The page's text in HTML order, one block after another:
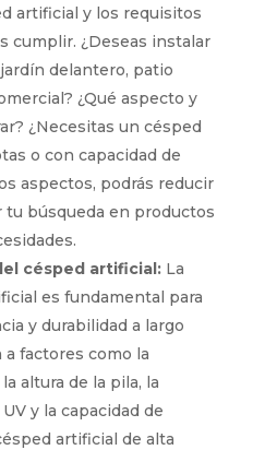
artificial y los requisitos
cumplir. ¿Deseas instalar
delantero, patio
¿Qué aspecto y
¿Necesitas un césped
o con capacidad de
aspectos, podrás reducir
tu búsqueda en productos
césped artificial:La
es fundamental para
y durabilidad a largo
factores como la
altura de la pila, la
y la capacidad de
artificial de alta